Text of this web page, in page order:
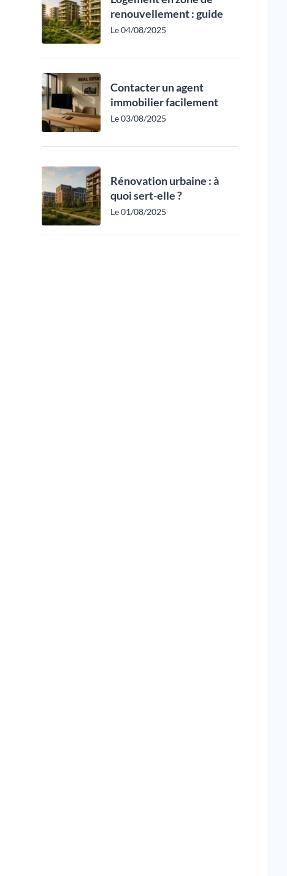
renouvellement : guide
Le 04/08/2025
Contacter un agent
immobilier facilement
Le 03/08/2025
Rénovation urbaine : à
quoi sert-elle ?
Le 01/08/2025